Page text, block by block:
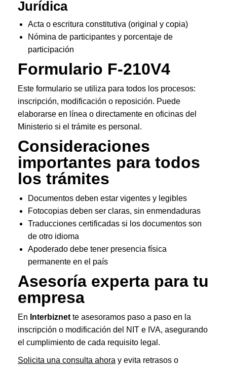
Jurídica
Acta o escritura constitutiva (original y copia)
Nómina de participantes y porcentaje de
participación
Formulario F-210V4
Este formulario se utiliza para todos los procesos:
inscripción, modificación o reposición. Puede
elaborarse en línea o directamente en oficinas del
Ministerio si el trámite es personal.
Consideraciones
importantes para todos
los trámites
Documentos deben estar vigentes y legibles
Fotocopias deben ser claras, sin enmendaduras
Traducciones certificadas si los documentos son
de otro idioma
Apoderado debe tener presencia física
permanente en el país
Asesoría experta para tu
empresa
En Interbiznet te asesoramos paso a paso en la
inscripción o modificación del NIT e IVA, asegurando
el cumplimiento de cada requisito legal.
Solicita una consulta ahora y evita retrasos o